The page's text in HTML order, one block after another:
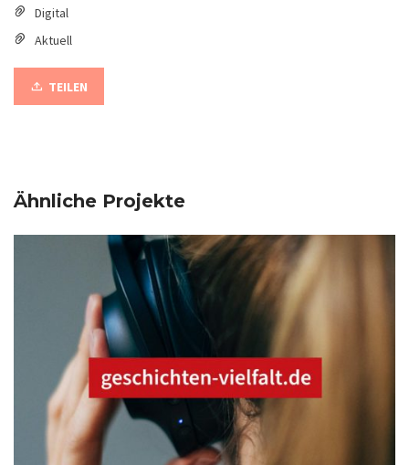
Digital
Aktuell
TEILEN
Ähnliche Projekte